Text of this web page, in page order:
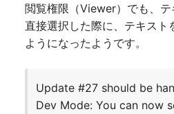
閲覧権限（Viewer）でも、
直接選択した際に、テキスト
ようになったようです。
Update #27 should be
Dev Mode: You can now